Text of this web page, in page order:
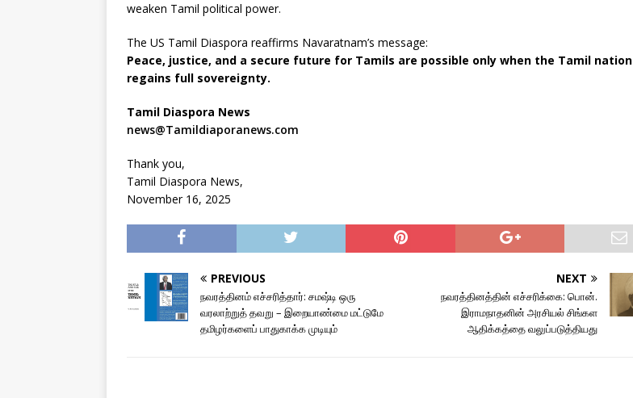
weaken Tamil political power.
The US Tamil Diaspora reaffirms Navaratnam’s message:
Peace, justice, and a secure future for Tamils are possible only when the Tamil nation
regains full sovereignty.
Tamil Diaspora News
news@Tamildiaporanews.com
Thank you,
Tamil Diaspora News,
November 16, 2025
PREVIOUS
நவரத்தினம் எச்சரித்தார்: சமஷ்டி ஒரு
வரலாற்றுத் தவறு – இறையாண்மை மட்டுமே
தமிழர்களைப் பாதுகாக்க முடியும்
NEXT
நவரத்தினத்தின் எச்சரிக்கை: பொன்.
இராமநாதனின் அரசியல் சிங்கள
ஆதிக்கத்தை வலுப்படுத்தியது